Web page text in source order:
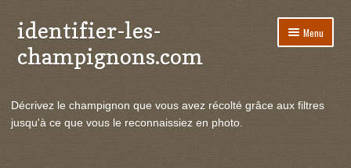
Aller
à
la
Aller
au
contenu
identifier-les-
champignons.com
Menu
le
Actualités
Décrivez le champignon que vous avez récolté grâce aux filtres
jusqu'à ce que vous le reconnaissiez en photo.